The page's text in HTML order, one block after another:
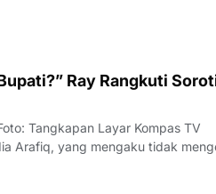
Ray Rangkuti
Tangkapan Layar Kompas TV
Arafiq, yang mengaku tidak
politik. Salah satu kritik datang